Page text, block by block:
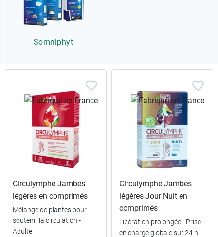
Somniphyt
Circulymphe Jambes
légères en comprimés
Mélange de plantes pour
soutenir la circulation -
Adulte
Circulymphe Jambes
légères Jour Nuit en
comprimés
Libération prolongée - Prise
en charge globale sur 24 h -